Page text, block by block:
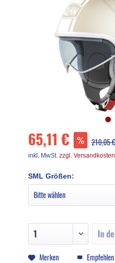
65,11 € 210,05
inkl. MwSt. zzgl. Versandkosten
SML Größen:
In
Merken Empfehlen